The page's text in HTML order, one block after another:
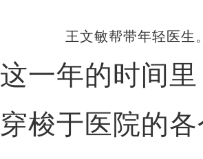
王文敏帮带年轻医生
年的时间里
梭于医院的